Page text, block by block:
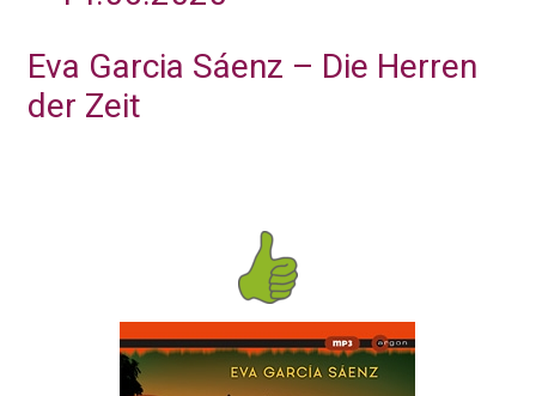
Eva Garcia Sáenz – Die Herren
der Zeit